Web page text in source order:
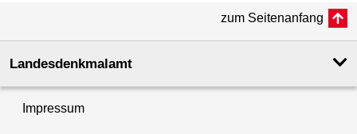
zum Seitenanfang
Landesdenkmal­amt
Impressum